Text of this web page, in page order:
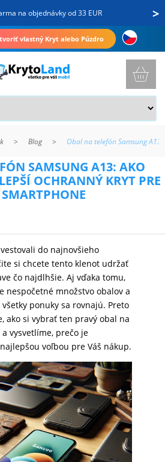
>
na objednávky od 33 EUR
vlastný Kryt alebo Púzdro
SAMSUNG A13: AKO
OCHRANNÝ KRYT PRE
do najnovšieho
si chcete tento klenot udržať
čo najdlhšie. Aj vďaka tomu,
nespočetné množstvo obalov a
ponuky sa rovnajú. Preto
ako si vybrať ten pravý obal na
a vysvetlíme, prečo je
voľbou pre Váš nákup.
> Blog > Obal na telefón Samsung